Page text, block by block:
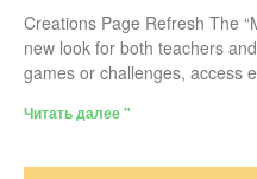
Creations Page Refresh The
new look for both teachers
games or challenges, access
Читать далее "